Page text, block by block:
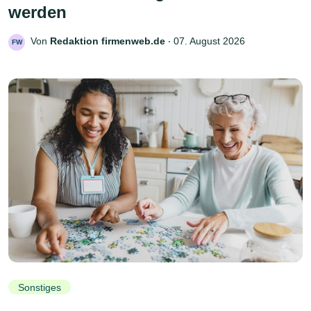
werden
FW Von Redaktion firmenweb.de ‧ 07. August 2026
Sonstiges